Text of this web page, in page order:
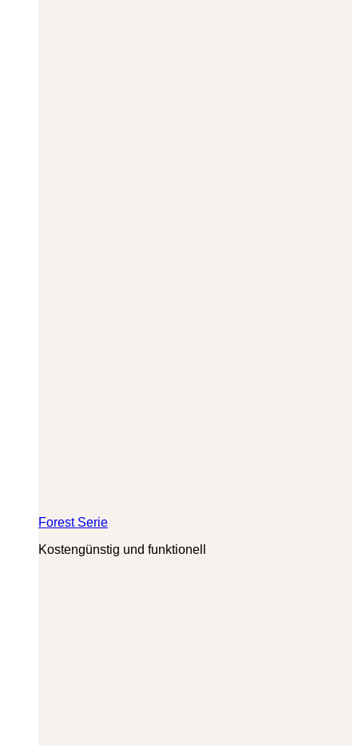
Forest Serie
Kostengünstig und funktionell